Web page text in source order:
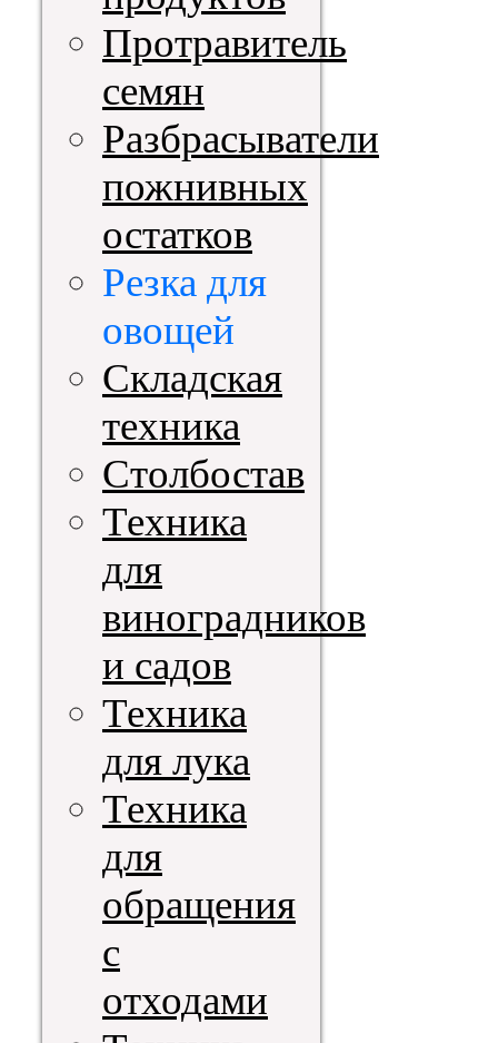
Протравитель
семян
Разбрасыватели
пожнивных
остатков
Резка для
овощей
Складская
техника
Столбостав
Техника
для
виноградников
и садов
Техника
для лука
Техника
для
обращения
с
отходами